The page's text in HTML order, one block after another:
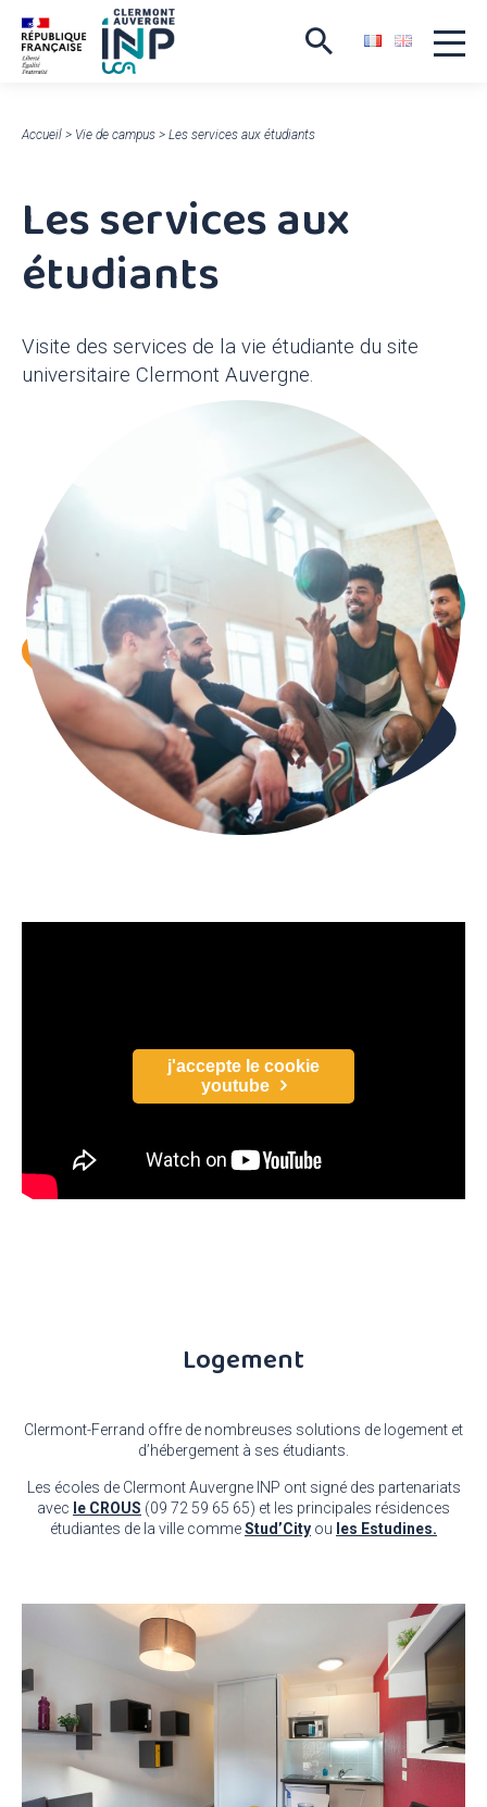
Accueil > Vie de campus > Les services aux étudiants
Les services aux
étudiants
Visite des services de la vie étudiante du site
universitaire Clermont Auvergne.
j'accepte le cookie
youtube
Logement
Clermont-Ferrand offre de nombreuses solutions de logement et
d’hébergement à ses étudiants.
Les écoles de Clermont Auvergne INP ont signé des partenariats
avec le CROUS (09 72 59 65 65) et les principales résidences
étudiantes de la ville commeStud’City ou les Estudines.